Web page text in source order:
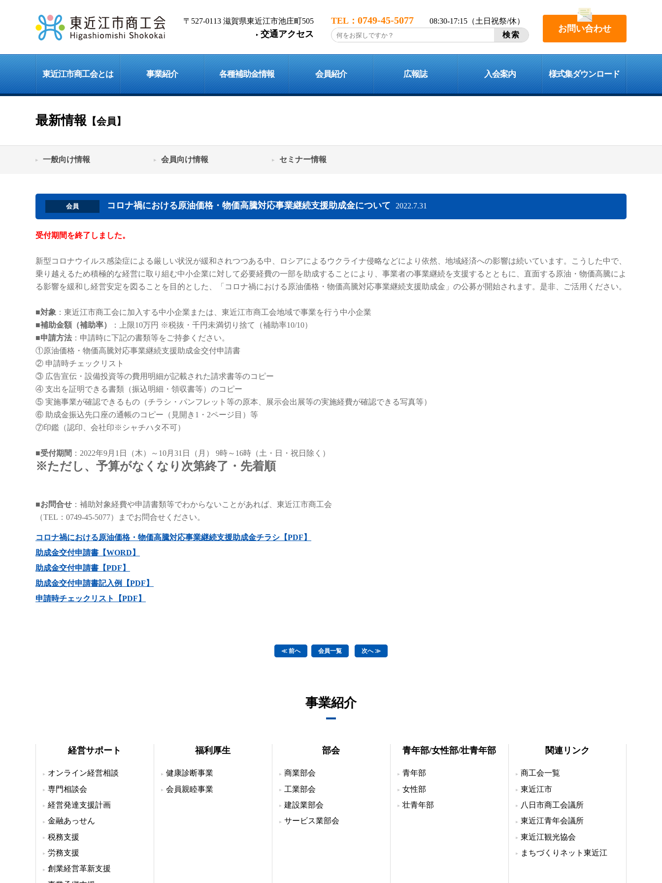
〒527-0113 滋賀県東近江市池庄町505
交通アクセス
0749-45-5077 08:30-17:15（土日祝祭/休）
お問い合わせ
東近江市商工会とは 事業紹介 各種補助金情報 会員紹介 広報誌 入会案内 様式集ダウンロード
最新情報 【会員】
一般向け情報 会員向け情報 セミナー情報
会員 コロナ禍における原油価格・物価高騰対応事業継続支援助成金について 2022.7.31
受付期間を終了しました。
新型コロナウイルス感染症による厳しい状況が緩和されつつある中、ロシアによるウクライナ侵略などにより依然、地域経済への影響は続いています。こうした中で、
乗り越えるため積極的な経営に取り組む中小企業に対して必要経費の一部を助成することにより、事業者の事業継続を支援するとともに、直面する原油・物価高騰によ
る影響を緩和し経営安定を図ることを目的とした、「コロナ禍における原油価格・物価高騰対応事業継続支援助成金」の公募が開始されます。是非、ご活用ください。
■対象 ：東近江市商工会に加入する中小企業または、東近江市商工会地域で事業を行う中小企業
■補助金額（補助率）
：上限10万円 ※税抜・千円未満切り捨て（補助率10/10）
■申請方法 ：申請時に下記の書類等をご持参ください。
①原油価格・物価高騰対応事業継続支援助成金交付申請書
② 申請時チェックリスト
③ 広告宣伝・設備投資等の費用明細が記載された請求書等のコピー
④ 支出を証明できる書類（振込明細・領収書等）のコピー
⑤ 実施事業が確認できるもの（チラシ・パンフレット等の原本、展示会出展等の実施経費が確認できる写真等）
⑥ 助成金振込先口座の通帳のコピー（見開き1・2ページ目）等
⑦印鑑（認印、会社印※シャチハタ不可）
■受付期間 ：2022年9月1日（木）～10月31日（月） 9時～16時（土・日・祝日除く）
※ただし、予算がなくなり次第終了・先着順
■お問合せ ：補助対象経費や申請書類等でわからないことがあれば、東近江市商工会
（TEL：0749-45-5077）までお問合せください。
コロナ禍における原油価格・物価高騰対応事業継続支援助成金チラシ【PDF】
助成金交付申請書【WORD】
助成金交付申請書【PDF】
助成金交付申請書記入例【PDF】
申請時チェックリスト【PDF】
≪ 前へ 会員一覧 次へ ≫
事業紹介
経営サポート
オンライン経営相談
専門相談会
経営発達支援計画
金融あっせん
税務支援
労務支援
創業経営革新支援
福利厚生
健康診断事業
会員親睦事業
部会
商業部会
工業部会
建設業部会
サービス業部会
青年部/女性部/壮青年部
青年部
女性部
壮青年部
関連リンク
商工会一覧
東近江市
八日市商工会議所
東近江青年会議所
東近江観光協会
まちづくりネット東近江